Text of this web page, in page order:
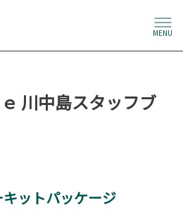
MENU
川中島スタッフブ
ットパッケージ